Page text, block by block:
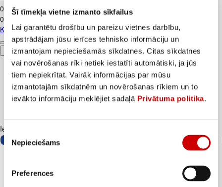
Šī tīmekļa vietne izmanto sīkfailus
Lai garantētu drošību un pareizu vietnes darbību,
apstrādājam jūsu ierīces tehnisko informāciju un
izmantojam nepieciešamās sīkdatnes. Citas sīkdatnes
vai novērošanas rīki netiek iestatīti automātiski, ja jūs
tiem nepiekrītat. Vairāk informācijas par mūsu
izmantotajām sīkdatnēm un novērošanas rīkiem un to
ievākto informāciju meklējiet sadaļā Privātuma politika.
Piekrišanas
izvēle
Nepieciešams
Preferences
0
69€
0,69€/kg
Kartupeļi JAUNIE dzeltenie fas. kg
Pievienot
Iesakām ar